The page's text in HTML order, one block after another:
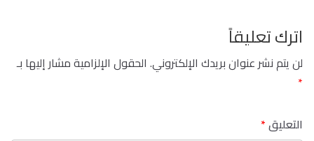
اترك تعليقاً
لن يتم نشر عنوان بريدك الإلكتروني. الحقول الإلزامية مشار إليها بـ
*
التعليق*